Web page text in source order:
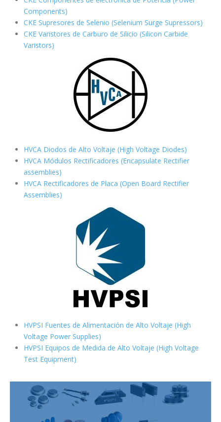
Components)
CKE Supresores de Selenio (Selenium Surge Supressors)
CKE Varistores de Carburo de Silicio (Silicon Carbide
Varistors)
HVCA Diodos de Alto Voltaje (High Voltage Diodes)
HVCA Módulos Rectificadores (Encapsulate Rectifier
assemblies)
HVCA Rectificadores de Placa (Open Board Rectifier
Assemblies)
HVPSI Fuentes de Alimentación de Alto Voltaje (High
Voltage Power Supplies)
HVPSI Equipos de Medida de Alto Voltaje (High Voltage
Test Equipment)